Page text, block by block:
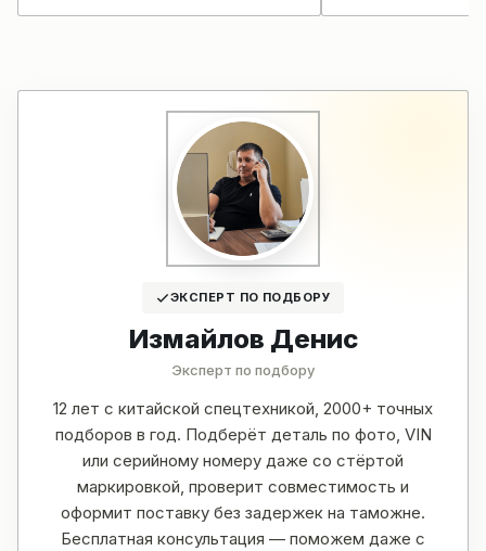
ЭКСПЕРТ ПО ПОДБОРУ
Измайлов Денис
Эксперт по подбору
12 лет с китайской спецтехникой, 2000+ точных
подборов в год. Подберёт деталь по фото, VIN
или серийному номеру даже со стёртой
маркировкой, проверит совместимость и
оформит поставку без задержек на таможне.
Бесплатная консультация — поможем даже с